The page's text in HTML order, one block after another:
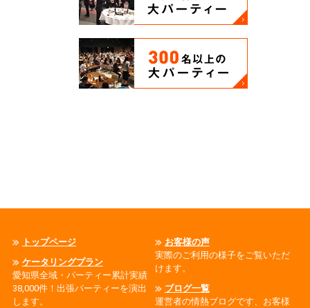
トップページ
ケータリングプラン
愛知県全域・パーティー累計実績
38,000件！出張パーティーを演出
します。
お客様の声
実際のご利用の様子をご覧いただ
けます。
ブログ一覧
運営者の情熱ブログです、お客様